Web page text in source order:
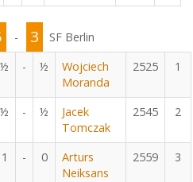
- 3
SF Berlin
½ - ½
Wojciech
Moranda
2525 1
½ - ½
Jacek
Tomczak
2545 2
1 - 0
Arturs
Neiksans
2559 3